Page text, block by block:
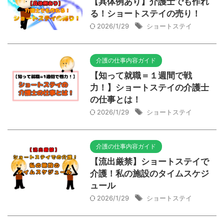
る！ショートステイの売り！
2026/1/29 ショートステイ
介護の仕事内容ガイド
【知って就職＝１週間で戦
力！】ショートステイの介護士
の仕事とは！
2026/1/29 ショートステイ
介護の仕事内容ガイド
【流出厳禁】ショートステイで
介護！私の施設のタイムスケジ
ュール
2026/1/29 ショートステイ